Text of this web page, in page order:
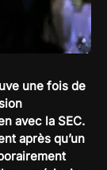
une fois de
avec la SEC.
après qu’un